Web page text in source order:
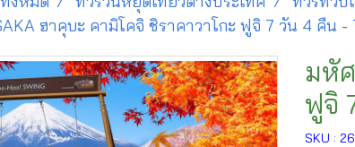
ฮาคุบะ คามิโคจิ ชิราคาวาโกะ ฟูจิ 7 วัน 4 คืน -
มหั
ฟูจิ
SKU :